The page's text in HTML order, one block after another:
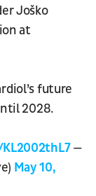
Joško
at
future
2028.
—
May 10,